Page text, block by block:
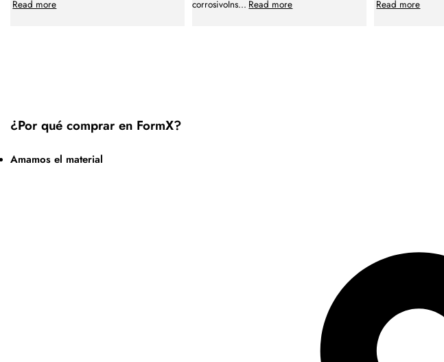
Read more
corrosivoIns... Read more
Read more
¿Por qué comprar en FormX?
Amamos el material